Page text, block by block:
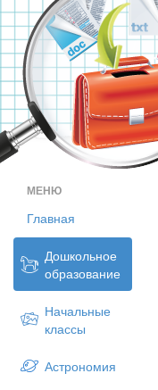
МЕНЮ
Главная
Дошкольное
образование
Начальные
классы
Астрономия